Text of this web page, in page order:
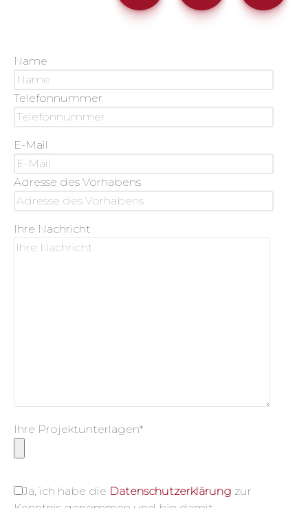
Name
Telefonnummer
E-Mail
Adresse des Vorhabens
Ihre Nachricht
Ihre Projektunterlagen*
Ja, ich habe die Datenschutzerklärung zur